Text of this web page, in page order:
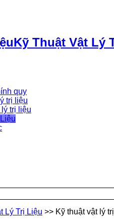
Kỹ Thuật Vật Lý
quy
trị liệu
trị liệu
Lý Trị Liệu >> Kỹ thuật vật lý